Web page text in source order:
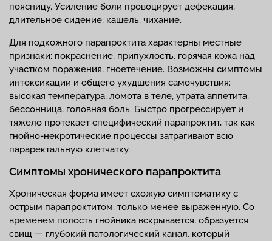
поясницу. Усиление боли провоцирует дефекация,
длительное сидение, кашель, чихание.
Для подкожного парапроктита характерны местные
признаки: покраснение, припухлость, горячая кожа над
участком поражения, гноетечение. Возможны симптомы
интоксикации и общего ухудшения самочувствия:
высокая температура, ломота в теле, утрата аппетита,
бессонница, головная боль. Быстро прогрессирует и
тяжело протекает специфический парапроктит, так как
гнойно-некротические процессы затрагивают всю
параректальную клетчатку.
Симптомы хронического парапроктита
Хроническая форма имеет схожую симптоматику с
острым парапроктитом, только менее выраженную. Со
временем полость гнойника вскрывается, образуется
свищ — глубокий патологический канал, который